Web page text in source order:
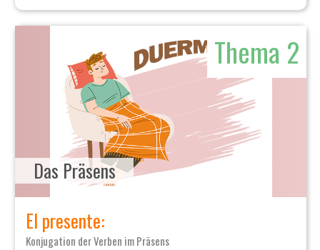
Thema 2
Das Präsens
El presente:
Konjugation der Verben im Präsens